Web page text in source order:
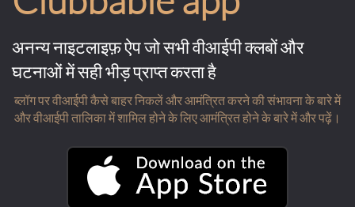
अनन्य नाइटलाइफ़ ऐप जो सभी वीआईपी क्लबों और
घटनाओं में सही भीड़ प्राप्त करता है
ब्लॉग पर वीआईपी कैसे बाहर निकलें और आमंत्रित करने की संभावना के बारे में
और वीआईपी तालिका में शामिल होने के लिए आमंत्रित होने के बारे में और पढ़ें।